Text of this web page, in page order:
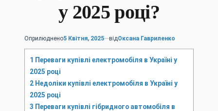
у 2025 році?
Оприлюднено5 Квітня, 2025 відОксана Гавриленко
1 Переваги купівлі електромобіля в Україні у
2025 році
2 Недоліки купівлі електромобіля в Україні у
2025 році
3 Переваги купівлі гібридного автомобіля в